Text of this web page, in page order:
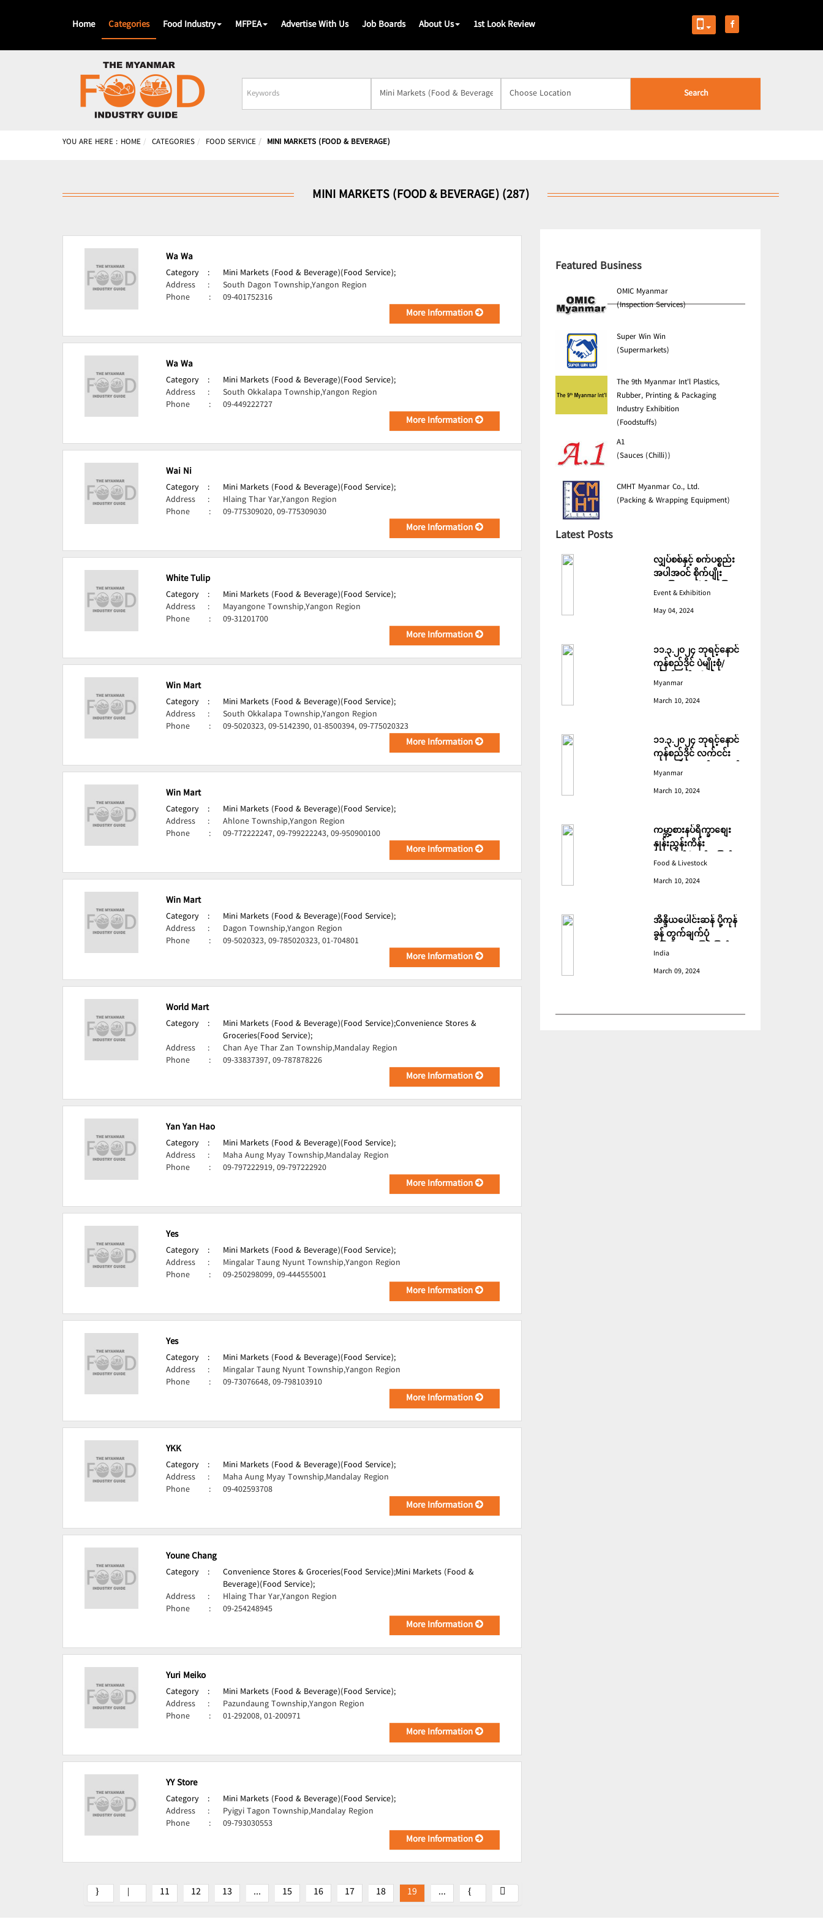
Home Categories Food Industry MFPEA Advertise With Us Job Boards About Us 1st Look Review
Business
Name
Search
YOU ARE HERE : HOME CATEGORIES FOOD SERVICE MINI MARKETS (FOOD & BEVERAGE)
MINI MARKETS (FOOD & BEVERAGE) (287)
Wa Wa
Category :
Mini Markets (Food & Beverage)(Food Service);
Address
:
South Dagon Township,Yangon Region
Phone
: 09-401752316
More Information
Wa Wa
Category :
Mini Markets (Food & Beverage)(Food Service);
Address
:
South Okkalapa Township,Yangon Region
Phone
: 09-449222727
More Information
Wai Ni
Category :
Mini Markets (Food & Beverage)(Food Service);
Address
:
Hlaing Thar Yar,Yangon Region
Phone
: 09-775309020, 09-775309030
More Information
White Tulip
Category :
Mini Markets (Food & Beverage)(Food Service);
Address
:
Mayangone Township,Yangon Region
Phone
: 09-31201700
More Information
Win Mart
Category :
Mini Markets (Food & Beverage)(Food Service);
Address
:
South Okkalapa Township,Yangon Region
Phone
: 09-5020323, 09-5142390, 01-8500394, 09-775020323
More Information
Win Mart
Category :
Mini Markets (Food & Beverage)(Food Service);
Address
:
Ahlone Township,Yangon Region
Phone
: 09-772222247, 09-799222243, 09-950900100
More Information
Win Mart
Category :
Mini Markets (Food & Beverage)(Food Service);
Address
:
Dagon Township,Yangon Region
Phone
: 09-5020323, 09-785020323, 01-704801
More Information
World Mart
Category : Mini Markets (Food & Beverage)(Food Service);Convenience Stores &
Groceries(Food Service);
Address
:
Chan Aye Thar Zan Township,Mandalay Region
Phone
: 09-33837397, 09-787878226
More Information
Yan Yan Hao
Category :
Mini Markets (Food & Beverage)(Food Service);
Address
:
Maha Aung Myay Township,Mandalay Region
Phone
: 09-797222919, 09-797222920
More Information
Yes
Category :
Mini Markets (Food & Beverage)(Food Service);
Address
:
Mingalar Taung Nyunt Township,Yangon Region
Phone
: 09-250298099, 09-444555001
More Information
Yes
Category :
Mini Markets (Food & Beverage)(Food Service);
Address
:
Mingalar Taung Nyunt Township,Yangon Region
Phone
: 09-73076648, 09-798103910
More Information
YKK
Category :
Mini Markets (Food & Beverage)(Food Service);
Address
:
Maha Aung Myay Township,Mandalay Region
Phone
: 09-402593708
More Information
Youne Chang
Category : Convenience Stores & Groceries(Food Service);Mini Markets (Food &
Beverage)(Food Service);
Address
:
Hlaing Thar Yar,Yangon Region
Phone
: 09-254248945
More Information
Yuri Meiko
Category :
Mini Markets (Food & Beverage)(Food Service);
Address
:
Pazundaung Township,Yangon Region
Phone
: 01-292008, 01-200971
More Information
YY Store
Category :
Mini Markets (Food & Beverage)(Food Service);
Address
:
Pyigyi Tagon Township,Mandalay Region
Phone
: 09-793030553
More Information
11 12 13 ... 15 16 17 18 19 ...
Featured Business
OMIC Myanmar
(Inspection Services)
Super Win Win
(Supermarkets)
The 9th Myanmar Int'l Plastics,
Rubber, Printing & Packaging
Industry Exhibition
(Foodstuffs)
A1
(Sauces (Chilli))
CMHT Myanmar Co., Ltd.
(Packing & Wrapping Equipment)
Latest Posts
လျှပ်စစ်နှင့် စက်ပစ္စည်း
အပါအဝင် စိုက်ပျိုး
မွေးမြူရေးဆိုင်ရာ ပြပွဲ
Event & Exhibition
May 04, 2024
၁၁.၃.၂၀၂၄ ဘုရင့်နောင်
ကုန်စည်ဒိုင် ပဲမျိုးစုံ/
ပြောင်း/နှမ်းတို့၏ FOB
(USD) ဈေးနှုန်းများ
Myanmar
March 10, 2024
၁၁.၃.၂၀၂၄ ဘုရင့်နောင်
ကုန်စည်ဒိုင် လက်ငင်း
အရောင်းအဝယ်ဈေးနှုန်း
များ
Myanmar
March 10, 2024
ကမ္ဘာ့စားနပ်ရိက္ခာစျေး
နှုန်းညွှန်းကိန်း
ဖေဖော်ဝါရီတွင် ပြောင်း
ဆက်တိုက် ကျဆင်းခဲ့
Food & Livestock
March 10, 2024
အိန္ဒိယပေါင်းဆန် ပို့ကုန်
ခွန် တွက်ချက်ပုံ
ပြောင်းလဲသဖြင့် ပြည်ပမှ
India
March 09, 2024